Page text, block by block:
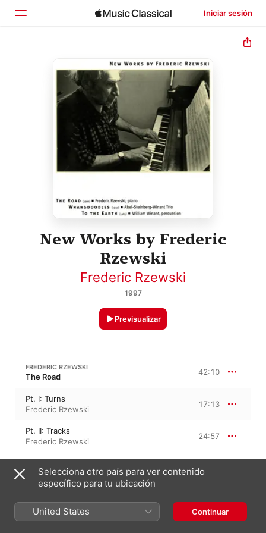
Iniciar sesión
Explorar
Buscar
New Works by Frederic
Rzewski
Frederic Rzewski
1997
Previsualizar
FREDERIC RZEWSKI
The Road 42:10
Pt. I: Turns
Frederic Rzewski
17:13
Pt. II: Tracks
Frederic Rzewski
24:57
FREDERIC RZEWSKI
Whangdoodles
Julie Steinberg,William Winant
David Abel
24:11
Selecciona otro país para ver contenido
específico para tu ubicación
United States Continuar